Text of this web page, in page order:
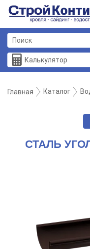
Калькулятор
Главная Каталог
СТАЛЬ